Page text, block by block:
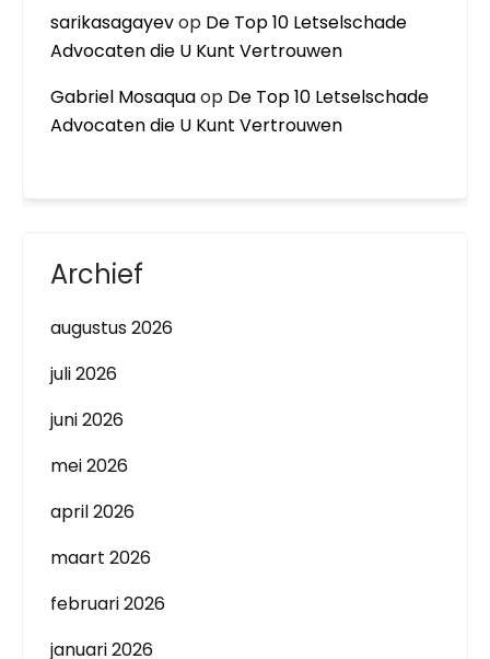
sarikasagayevop De Top 10 Letselschade
Advocaten die U Kunt Vertrouwen
Gabriel Mosaquaop De Top 10 Letselschade
Advocaten die U Kunt Vertrouwen
Archief
augustus 2026
juli 2026
juni 2026
mei 2026
april 2026
maart 2026
februari 2026
januari 2026